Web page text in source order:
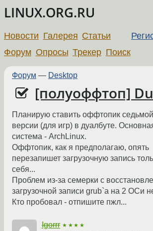
LINUX.ORG.RU
Новости Галерея Статьи
Форум Опросы Трекер Поиск
Форум — Desktop
[полуоффтоп]
Планирую ставить оффтопик седьмой
версии (для игр) в дуалбуте.
система - ArchLinux.
Оффтопик, как я предполагаю, опять
перезапишет загрузочную запись
себя...
Проблем из-за семерки с
загрузочной записи grub`a на 2 ОСи
Кто пробовал - отпишите пжл...
Igorrr ★★★★